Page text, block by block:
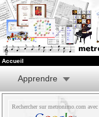
Accueil
Apprendre
Rechercher sur metronimo.com avec